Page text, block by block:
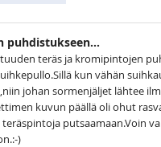
puhdistukseen...
teräs ja kromipintojen
kun vähän
johan sormenjäljet lähtee
kuvun päällä oli ohut
putsaamaan.Voin
)